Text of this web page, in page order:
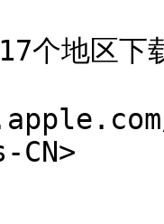
个地区下
CN>